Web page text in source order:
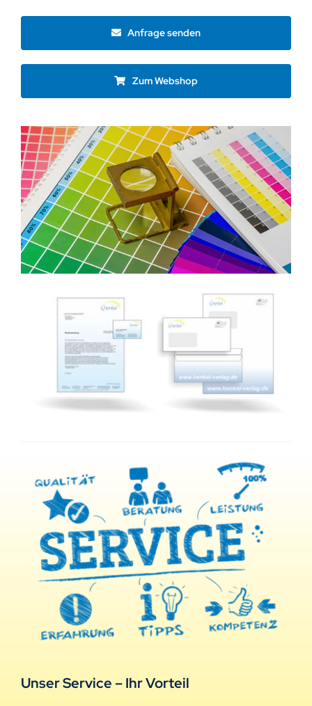
Anfrage senden
Zum Webshop
Unser Service – Ihr Vorteil